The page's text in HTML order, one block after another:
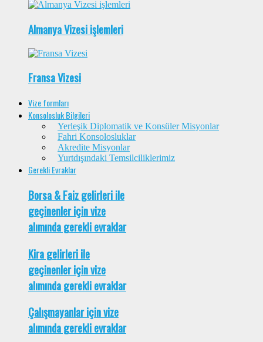
Almanya Vizesi işlemleri
Fransa Vizesi
Vize formları
Konsolosluk Bilgileri
Yerleşik Diplomatik ve Konsüler Misyonlar
Fahri Konsolosluklar
Akredite Misyonlar
Yurtdışındaki Temsilciliklerimiz
Gerekli Evraklar
Borsa & Faiz gelirleri ile
geçinenler için vize
alımında gerekli evraklar
Kira gelirleri ile
geçinenler için vize
alımında gerekli evraklar
Çalışmayanlar için vize
alımında gerekli evraklar